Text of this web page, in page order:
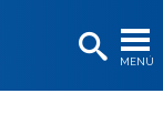
MENÚ